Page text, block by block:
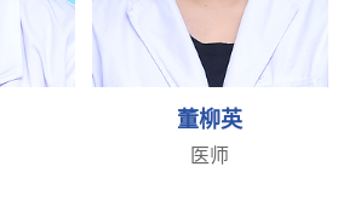
董柳英
医师